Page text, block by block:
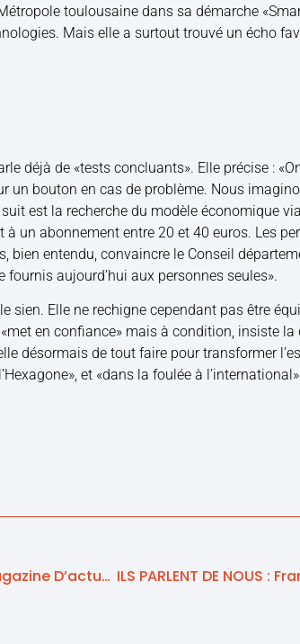
toulousaine dans sa démarche
Mais elle a surtout trouvé un écho
déjà de «tests concluants». Elle précise :
un bouton en cas de problème. Nous
est la recherche du modèle économique
un abonnement entre 20 et 40 euros. Les
bien entendu, convaincre le Conseil
aujourd’hui aux personnes seules».
sien. Elle ne rechigne cependant pas être
en confiance» mais à condition, insiste la
désormais de tout faire pour transformer
et «dans la foulée à
ILS PARLENT DE NOUS : L’EXPRESS, Magazine D’actualité Économique Hebdomadaire